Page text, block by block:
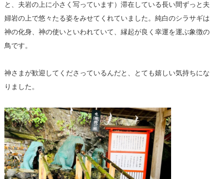
と、夫岩の上に小さく写っています）滞在している長い間ずっと夫
婦岩の上で悠々たる姿をみせてくれていました。純白のシラサギは
神の化身、神の使いといわれていて、縁起が良く幸運を運ぶ象徴の
鳥です。
神さまが歓迎してくださっているんだと、とても嬉しい気持ちにな
りました。